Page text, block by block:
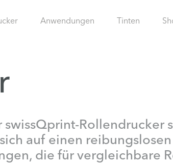
Anwendungen Tinten
Rollendrucker
auf einen
die für vergleichbare